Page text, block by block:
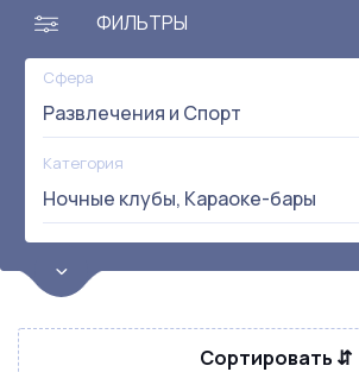
ФИЛЬТРЫ
Сфера
Развлечения и Спорт
Категория
Ночные клубы, Караоке-бары
Цена
от:
до:
Прибыль
Сортировать ⇵